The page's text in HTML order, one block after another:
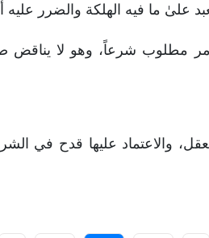
أمر مطلوب شرعاً، وهو لا
والاعتماد عليها قدح في